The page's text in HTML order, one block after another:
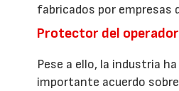
fabricados por empresas
Protector del operador
Pese a ello, la industria
importante acuerdo